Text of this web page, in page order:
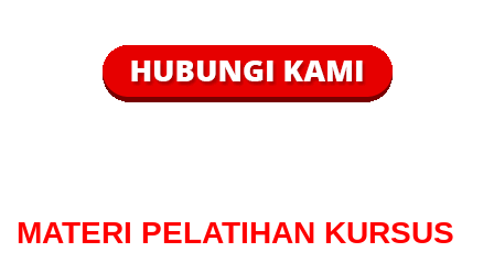
MATERI PELATIHAN KURSUS